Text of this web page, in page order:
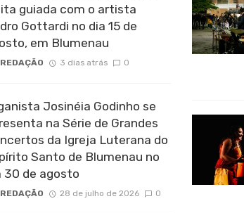
guiada com o artista
Gottardi no dia 15 de
em Blumenau
REDAÇÃO 3 dias atrás 0
Josinéia Godinho se
na Série de Grandes
da Igreja Luterana do
Santo de Blumenau no
30 de agosto
REDAÇÃO 28 de julho de 2026 0